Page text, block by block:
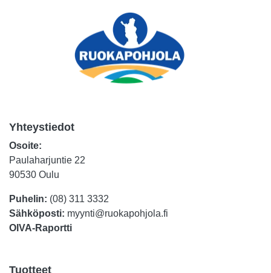
Yhteystiedot
Osoite:
Paulaharjuntie 22
90530 Oulu
Puhelin: (08) 311 3332
Sähköposti: myynti@ruokapohjola.fi
OIVA-Raportti
Tuotteet